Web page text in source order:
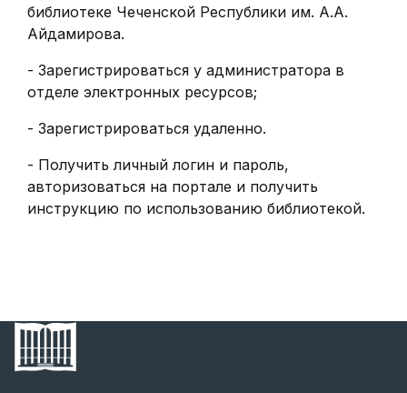
библиотеке Чеченской Республики им. А.А.
Айдамирова.
- Зарегистрироваться у администратора в
отделе электронных ресурсов;
- Зарегистрироваться удаленно.
- Получить личный логин и пароль,
авторизоваться на портале и получить
инструкцию по использованию библиотекой.